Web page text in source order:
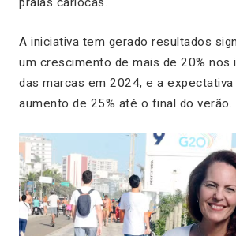
A iniciativa tem gerado resultados
um crescimento de mais de 20% nos
das marcas em 2024, e a expectativa
aumento de 25% até o final do verão.